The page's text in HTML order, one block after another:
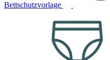
Bettschutzvorlage